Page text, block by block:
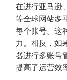
在进行亚马逊
等全球网站多
每个账号。这
力。相反，如
器进行多账号
提高了运营效